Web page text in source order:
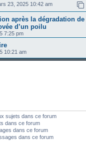
23, 2025 10:42 am
après la dégradation de
d’un poilu
7:25 pm
10:21 am
sujets dans ce forum
dans ce forum
dans ce forum
dans ce forum